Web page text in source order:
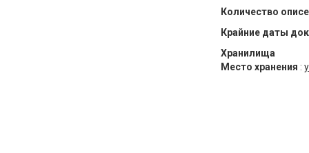
Количество
Крайние даты
Хранилища
Место хранения :